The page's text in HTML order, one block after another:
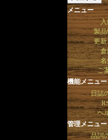
メニュー
製
更
ご
機能メニュー
日誌
ヘ
管理メニュー
品詞